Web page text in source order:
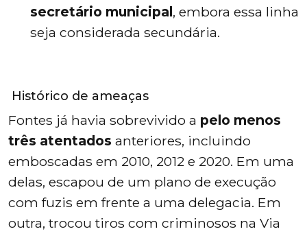
secretário municipal, embora essa linha
seja considerada secundária.
Histórico de ameaças
Fontes já havia sobrevivido a pelo menos
três atentados anteriores, incluindo
emboscadas em 2010, 2012 e 2020. Em uma
delas, escapou de um plano de execução
com fuzis em frente a uma delegacia. Em
outra, trocou tiros com criminosos na Via